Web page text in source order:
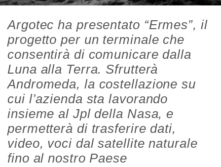
Argotec ha presentato “Ermes”, il
progetto per un terminale che
consentirà di comunicare dalla
Luna alla Terra. Sfrutterà
Andromeda, la costellazione su
cui l’azienda sta lavorando
insieme al Jpl della Nasa, e
permetterà di trasferire dati,
video, voci dal satellite naturale
fino al nostro Paese